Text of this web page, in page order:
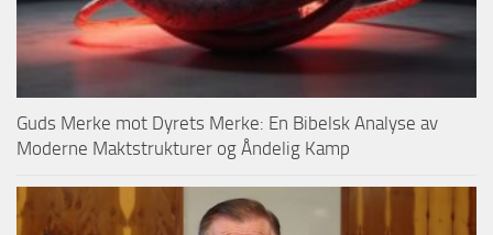
Guds Merke mot Dyrets Merke: En Bibelsk Analyse av
Moderne Maktstrukturer og Åndelig Kamp